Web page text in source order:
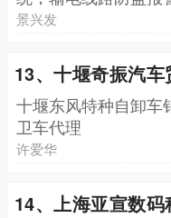
景兴发
13、十堰奇振汽
十堰东风特种自卸车
卫车代理
许爱华
14、上海亚宣数